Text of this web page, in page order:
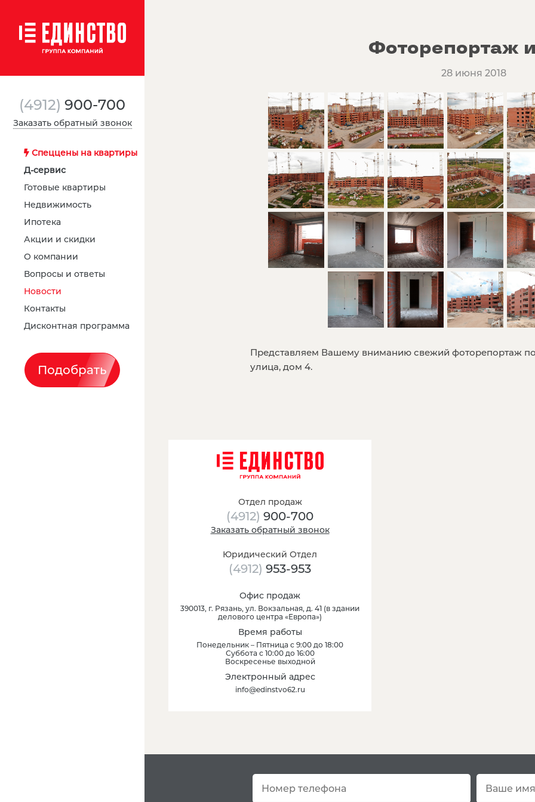
(4912) 900-700
Заказать обратный звонок
Спеццены на квартиры
Д-сервис
Готовые квартиры
Недвижимость
Ипотека
Акции и скидки
О компании
Вопросы и ответы
Новости
Контакты
Дисконтная программа
Подобрать
Фоторепортаж
28 июня 2018
Представляем Вашему вниманию свежий фоторепортаж
улица, дом 4.
Отдел продаж
(4912) 900-700
Заказать обратный звонок
Юридический Отдел
(4912) 953-953
Офис продаж
390013, г. Рязань, ул. Вокзальная, д. 41 (в здании
делового центра «Европа»)
Время работы
Понедельник – Пятница с 9:00 до 18:00
Суббота с 10:00 до 16:00
Воскресенье выходной
Электронный адрес
info@edinstvo62.ru